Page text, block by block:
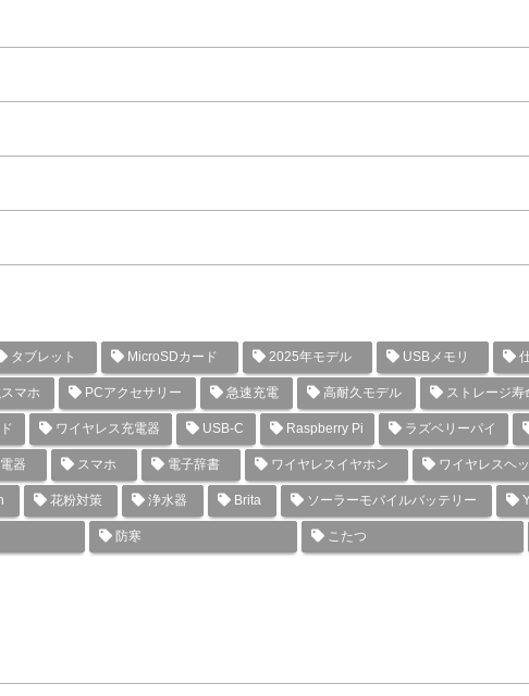
タブレット MicroSDカード 2025年モデル USBメモリ
マホ PCアクセサリー 急速充電 高耐久モデル ストレージ寿
ワイヤレス充電器 USB-C Raspberry Pi ラズベリーパイ
器 スマホ 電子辞書 ワイヤレスイヤホン ワイヤレスヘ
花粉対策 浄水器 Brita ソーラーモバイルバッテリー
防寒 こたつ